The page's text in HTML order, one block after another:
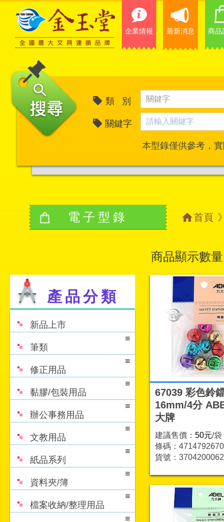
企業情報 最新消息 商品
類 別
關鍵字
本型錄僅供參考，
電子型錄 首頁
產品分類
新品上市
筆類
修正用品
黏膠/包裝用品
辦公事務用品
文教用品
紙品系列
資料夾/簿
檔案收納/整理用品
商品顯示數量
67039 彩色鈴
16mm/4分
大牌
建議售價： 50元/袋
條碼：
貨號：3704200062